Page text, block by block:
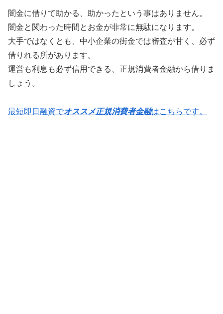
闇金に借りて助かる、助かったという事はありません。
闇金と関わった時間とお金が非常に無駄になります。
大手ではなくとも、中小企業の街金では審査が甘く、必ず
借りれる所があります。
運営も利息も必ず信用できる、正規消費者金融から借りま
しょう。
最短即日融資でオススメ正規消費者金融はこちらです。